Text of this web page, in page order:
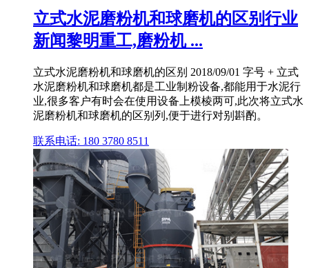
立式水泥磨粉机和球磨机的区别行业
新闻黎明重工,磨粉机 ...
立式水泥磨粉机和球磨机的区别 2018/09/01 字号 + 立式
水泥磨粉机和球磨机都是工业制粉设备,都能用于水泥行
业,很多客户有时会在使用设备上模棱两可,此次将立式水
泥磨粉机和球磨机的区别列,便于进行对别斟酌。
联系电话: 180 3780 8511